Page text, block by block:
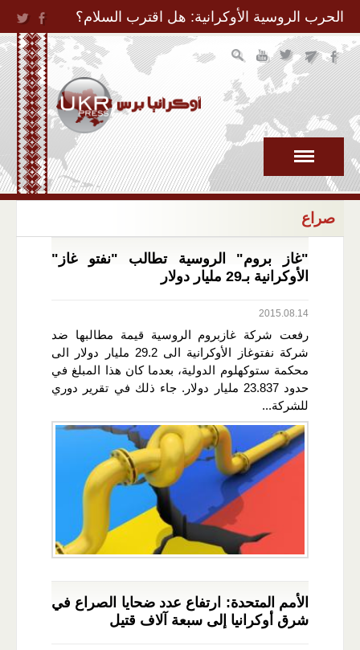
Jump to Navigation
الحرب الروسية الأوكرانية: هل اقترب السلام؟
صراع
"غاز بروم" الروسية تطالب "نفتو غاز"
الأوكرانية بـ29 مليار دولار
2015.08.14
رفعت شركة غازبروم الروسية قيمة مطالبها ضد
شركة نفتوغاز الأوكرانية الى 29.2 مليار دولار الى
محكمة ستوكهلوم الدولية، بعدما كان هذا المبلغ في
حدود 23.837 مليار دولار. جاء ذلك في تقرير دوري
للشركة...
الأمم المتحدة: ارتفاع عدد ضحايا الصراع في
شرق أوكرانيا إلى سبعة آلاف قتيل